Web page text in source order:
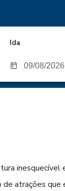
Ida
inesquecível
de atrações